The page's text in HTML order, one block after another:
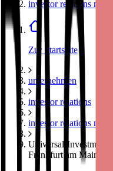
investor relations news
Zur Startseite
unternehmen
investor relations
investor relations news
Universal-Investment-
Frankfurt am Main,